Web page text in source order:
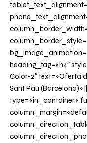
heading_tag=»h4″
Color-2″ text=»Oferta
Sant Pau
type=»in_container»